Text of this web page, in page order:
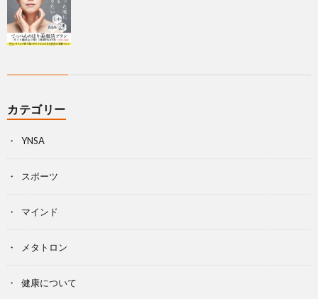
カテゴリー
YNSA
スポーツ
マインド
メタトロン
健康について